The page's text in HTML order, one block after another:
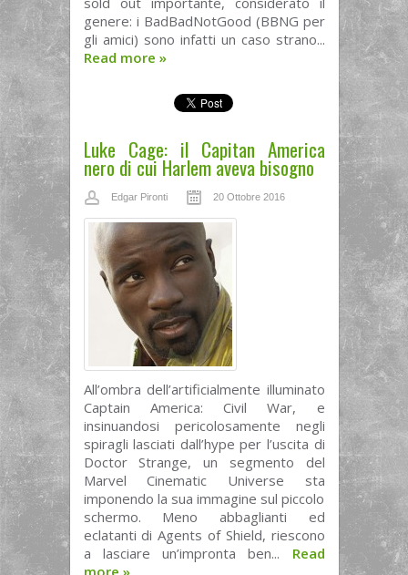
genere: i BadBadNotGood (BBNG per
gli amici) sono infatti un caso strano...
Read more »
Luke Cage: il Capitan America
nero di cui Harlem aveva bisogno
Edgar Pironti 20 Ottobre 2016
All’ombra dell’artificialmente illuminato
Captain America: Civil War, e
insinuandosi pericolosamente negli
spiragli lasciati dall’hype per l’uscita di
Doctor Strange, un segmento del
Marvel Cinematic Universe sta
imponendo la sua immagine sul piccolo
schermo. Meno abbaglianti ed
eclatanti di Agents of Shield, riescono
a lasciare un’impronta ben... Read
more »